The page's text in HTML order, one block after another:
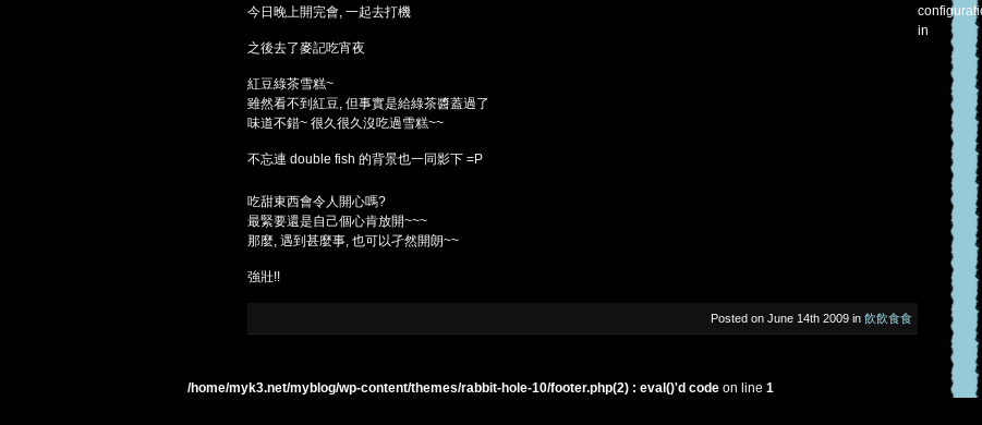
今日晚上開完會, 一起去打機
之後去了麥記吃宵夜
紅豆綠茶雪糕~
雖然看不到紅豆, 但事實是給綠茶醬蓋過了
味道不錯~ 很久很久沒吃過雪糕~~
不忘連 double fish 的背景也一同影下 =P
吃甜東西會令人開心嗎?
最緊要還是自己個心肯放開~~~
那麼, 遇到甚麼事, 也可以孑然開朗~~
強壯!!
Posted on June 14th 2009 in 飲飲食食
in
/home/myk3.net/myblog/wp-content/themes/rabbit-hole-10/footer.php(2) : eval()'d code on line 1